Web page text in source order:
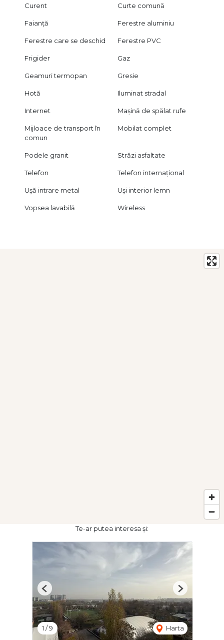
Curent Curte comună
Faianță Ferestre aluminiu
Ferestre care se deschid Ferestre PVC
Frigider Gaz
Geamuri termopan Gresie
Hotă Iluminat stradal
Internet Mașină de spălat rufe
Mijloace de transport în
comun
Mobilat complet
Podele granit Străzi asfaltate
Telefon Telefon internațional
Ușă intrare metal Uși interior lemn
Vopsea lavabilă Wireless
Te-ar putea interesa și:
1 /9 Harta
Previous Next